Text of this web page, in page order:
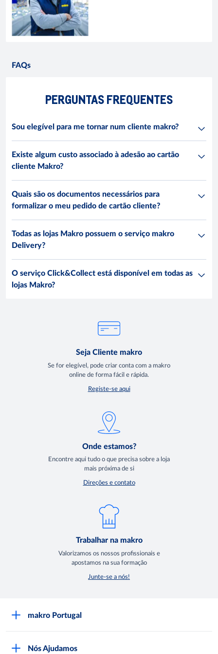
FAQs
PERGUNTAS FREQUENTES
Sou elegível para me tornar num cliente makro?
Existe algum custo associado à adesão ao cartão
cliente Makro?
Quais são os documentos necessários para
formalizar o meu pedido de cartão cliente?
Todas as lojas Makro possuem o serviço makro
Delivery?
O serviço Click&Collect está disponível em todas as
lojas Makro?
Seja Cliente makro
Se for elegível, pode criar conta com a makro
online de forma fácil e rápida.
Registe-se aqui
Onde estamos?
Encontre aqui tudo o que precisa sobre a loja
mais próxima de si
Direções e contato
Trabalhar na makro
Valorizamos os nossos profissionais e
apostamos na sua formação
Junte-se a nós!
makro Portugal
Nós Ajudamos